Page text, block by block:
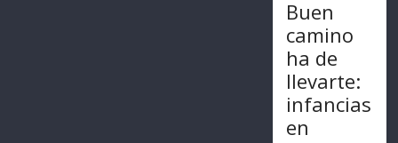
Buen
camino
ha de
llevarte:
infancias
en